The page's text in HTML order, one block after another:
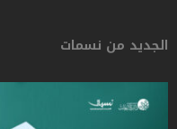
الجديد من نسمات